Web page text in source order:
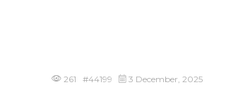
261 #44199 3 December, 2025